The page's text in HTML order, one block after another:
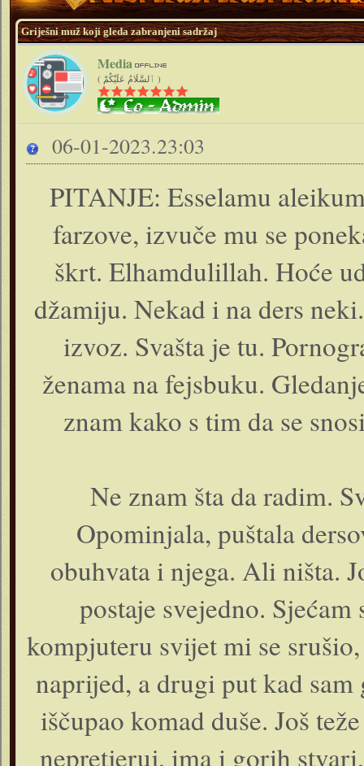
Griješni muž koji gleda zabranjeni sadržaj
Media
( ٱلسَّلَامُ عَلَيْكُمْ )
06-01-2023.23:03
PITANJE: Esselamu
farzove, izvuče mu se
škrt. Elhamdulillah. Hoće
džamiju. Nekad i na ders
izvoz. Svašta je tu.
ženama na fejsbuku.
znam kako s tim da se
Ne znam šta da radim.
Opominjala, puštala
obuhvata i njega. Ali ništa.
postaje svejedno.
kompjuteru svijet mi se
naprijed, a drugi put kad
iščupao komad duše. Još
nepretjeruj, ima i gorih